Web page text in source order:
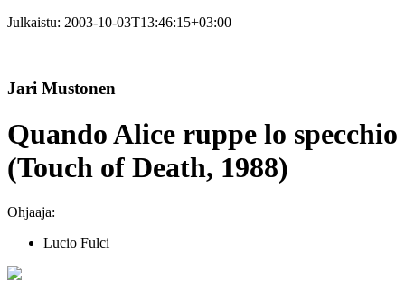
Julkaistu: 2003-10-03T13:46:15+03:00
Jari Mustonen
Quando Alice ruppe lo specchio
(Touch of Death, 1988)
Ohjaaja:
Lucio Fulci